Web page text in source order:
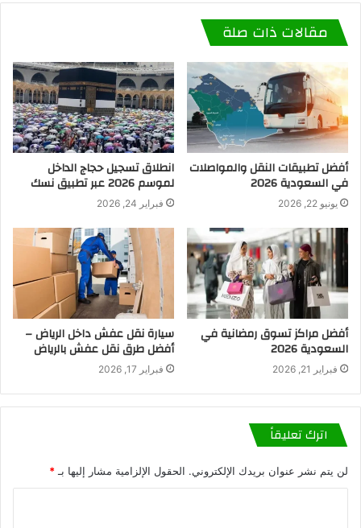
مقالات ذات صلة
أفضل تطبيقات النقل والمواصلات
في السعودية 2026
يونيو 22, 2026
انطلاق تسجيل حجاج الداخل
لموسم 2026 عبر تطبيق نسك
فبراير 24, 2026
أفضل مراكز تسوق رمضانية في
السعودية 2026
فبراير 21, 2026
سيارة نقل عفش داخل الرياض –
أفضل طرق نقل عفش بالرياض
فبراير 17, 2026
اترك تعليقاً
لن يتم نشر عنوان بريدك الإلكتروني. الحقول الإلزامية مشار إليها بـ *